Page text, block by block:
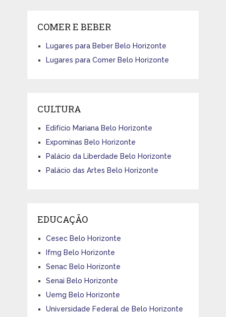
COMER E BEBER
Lugares para Beber Belo Horizonte
Lugares para Comer Belo Horizonte
CULTURA
Edifício Mariana Belo Horizonte
Expominas Belo Horizonte
Palácio da Liberdade Belo Horizonte
Palácio das Artes Belo Horizonte
EDUCAÇÃO
Cesec Belo Horizonte
Ifmg Belo Horizonte
Senac Belo Horizonte
Senai Belo Horizonte
Uemg Belo Horizonte
Universidade Federal de Belo Horizonte